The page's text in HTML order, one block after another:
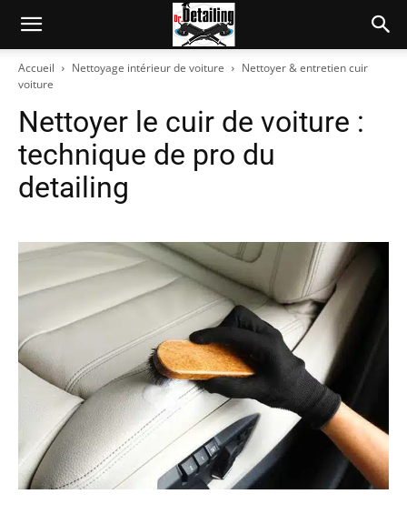
Accueil Nettoyage intérieur de voiture
Nettoyer & entretien cuir
voiture
Nettoyer le cuir de voiture :
technique de pro du
detailing